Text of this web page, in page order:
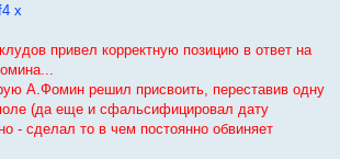
x
привел корректную позицию в ответ на
А.Фомин решил присвоить, переставив одну
(да еще и сфальсифицировал дату
- сделал то в чем постоянно обвиняет